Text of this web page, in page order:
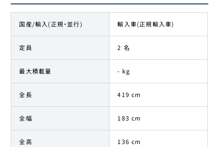
国産/輸入(正規・並行) 輸入車(正規輸入車)
定員 2 名
最大積載量 - kg
全長 419 cm
全幅 183 cm
全高 136 cm